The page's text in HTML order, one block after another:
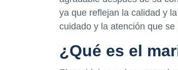
ya que reflejan la calidad y
cuidado y la atención que
¿Qué es el